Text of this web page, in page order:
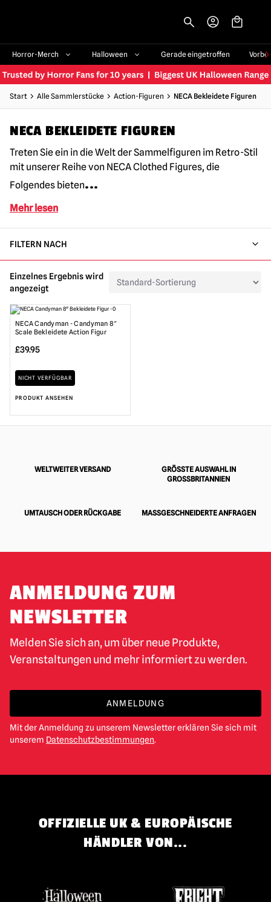
Horror-Merch Halloween Gerade eingetroffen
Start Alle Sammlerstücke Action-Figuren NECA Bekleidete Figuren
NECA BEKLEIDETE FIGUREN
Treten Sie ein in die Welt der Sammelfiguren im Retro-Stil
mit unserer Reihe von NECA Clothed Figures, die
Folgendes bieten...
Mehr lesen
FILTERN NACH
Einzelnes Ergebnis wird
angezeigt
NECA Candyman - Candyman 8″
Scale Bekleidete Action Figur
£39.95
NICHT VERFÜGBAR
PRODUKT ANSEHEN
WELTWEITER VERSAND
GRÖSSTE AUSWAHL IN G
ROSSBRITANNIEN
UMTAUSCH ODER RÜCKGABE MASSGESCHNEIDERTE ANFRAGEN
ANMELDUNG ZUM
NEWSLETTER
Melden Sie sich an, um über neue Produkte,
Veranstaltungen und mehr informiert zu werden.
ANMELDUNG
Mit der Anmeldung zu unserem Newsletter erklären Sie sich mit
unserem Datenschutzbestimmungen.
OFFIZIELLE UK & EUROPÄISCHE
HÄNDLER VON...